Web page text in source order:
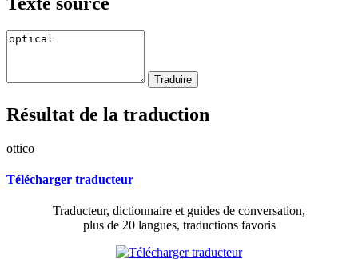
Résultat de la traduction
ottico
Télécharger traducteur
Traducteur, dictionnaire et guides de conversation,
plus de 20 langues, traductions favoris